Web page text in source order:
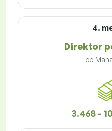
4.
Direktor
Top
3.468 -